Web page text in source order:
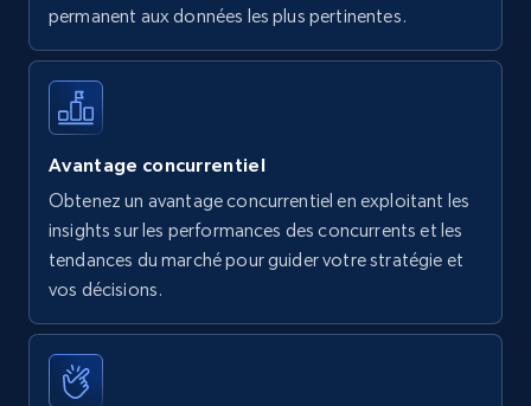
permanent aux données les plus pertinentes.
Avantage concurrentiel
Obtenez un avantage concurrentiel en exploitant les
insights sur les performances des concurrents et les
tendances du marché pour guider votre stratégie et
vos décisions.